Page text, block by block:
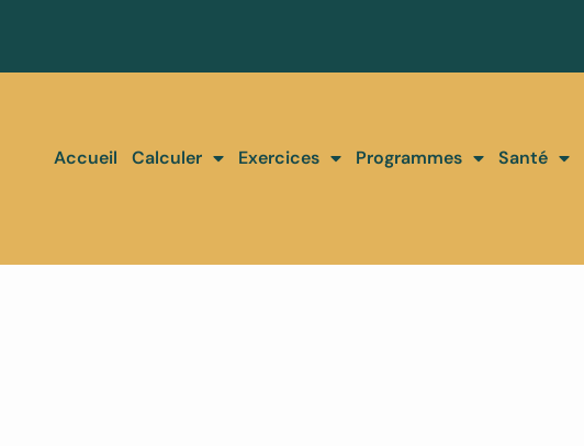
Accueil Calculer Exercices Programmes Santé